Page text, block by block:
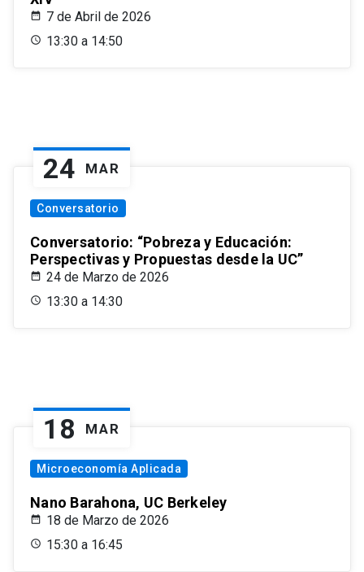
7 de Abril de 2026
13:30 a 14:50
24 MAR
Conversatorio
Conversatorio: “Pobreza y Educación:
Perspectivas y Propuestas desde la UC”
24 de Marzo de 2026
13:30 a 14:30
18 MAR
Microeconomía Aplicada
Nano Barahona, UC Berkeley
18 de Marzo de 2026
15:30 a 16:45